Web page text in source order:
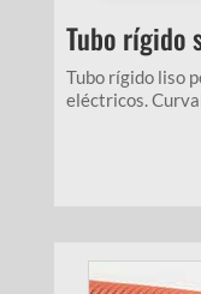
Tubo rígido
Tubo rígido liso
eléctricos.